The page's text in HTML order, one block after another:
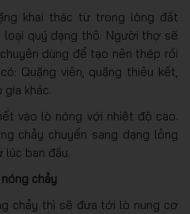
khai thác từ trong lòng đất
loại quý dạng thô. Người thợ sẽ
dùng để tạo nên thép rồi
Quặng viên, quặng thiêu kết,
khác.
vào lò nóng với nhiệt độ cao.
chảy chuyển sang dạng lỏng
lúc ban đầu.
chảy
chảy thì sẽ đưa tới lò nung cơ